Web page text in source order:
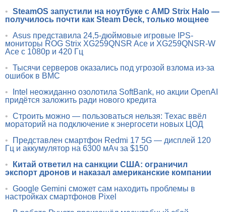
• SteamOS запустили на ноутбуке с AMD Strix Halo —
получилось почти как Steam Deck, только мощнее
• Asus представила 24,5-дюймовые игровые IPS-
мониторы ROG Strix XG259QNSR Ace и XG259QNSR-W
Ace с 1080p и 420 Гц
• Тысячи серверов оказались под угрозой взлома из-за
ошибок в BMC
•
Intel неожиданно озолотила SoftBank, но акции OpenAI
придётся заложить ради нового кредита
• Строить можно — пользоваться нельзя: Техас ввёл
мораторий на подключение к энергосети новых ЦОД
•
Представлен смартфон Redmi 17 5G — дисплей 120
Гц и аккумулятор на 6300 мАч за $150
•
Китай ответил на санкции США: ограничил
экспорт дронов и наказал американские компании
• Google Gemini сможет сам находить проблемы в
настройках смартфонов Pixel